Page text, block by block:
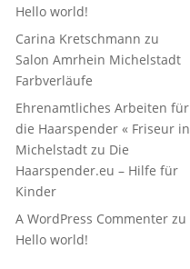
Hello world!
Carina Kretschmann zu
Salon Amrhein Michelstadt
Farbverläufe
Ehrenamtliches Arbeiten für
die Haarspender « Friseur in
Michelstadt zu Die
Haarspender.eu – Hilfe für
Kinder
A WordPress Commenter zu
Hello world!